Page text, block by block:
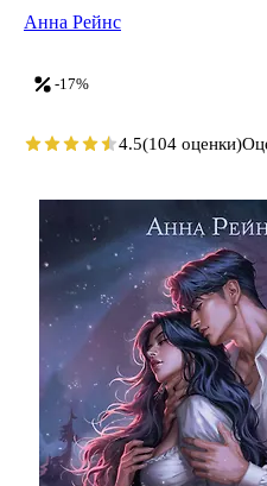
-17%
Анна Рейнс
4.5(104 оценки)